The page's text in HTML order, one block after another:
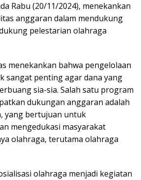
Rabu (20/11/2024), menekankan
anggaran dalam mendukung
pelestarian olahraga
menekankan bahwa pengelolaan
sangat penting agar dana yang
sia-sia. Salah satu program
dukungan anggaran adalah
yang bertujuan untuk
mengedukasi masyarakat
olahraga, terutama olahraga
olahraga menjadi kegiatan